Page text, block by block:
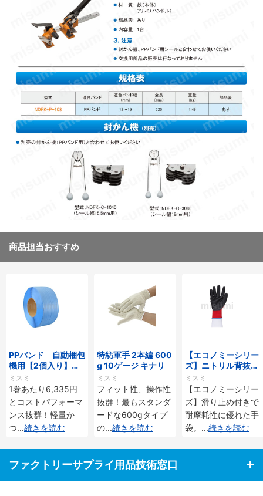
商品担当おすすめ
PPバンド 自動梱包
機用【2個入り】 1
5.5mm×2500m
ミスミ
1巻あたり6,335円
とコストパフォーマ
ンス抜群！軽量か
つ...続きを読む
特紡軍手 2本編 600
g 10ゲージ キナリ
ミスミ
フィット性、操作性
抜群！最もスタンダ
ードな600gタイプ
の...続きを読む
【エコノミーシリー
ズ】ニトリル背抜き
手袋
ミスミ
【エコノミーシリー
ズ】滑り止め付きで
耐摩耗性に優れた手
袋。 ...続きを読む
ファクトリーサプライ用品技術窓口